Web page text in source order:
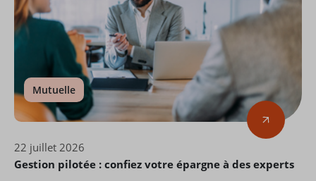
Mutuelle
22 juillet 2026
Gestion pilotée : confiez votre épargne à des experts